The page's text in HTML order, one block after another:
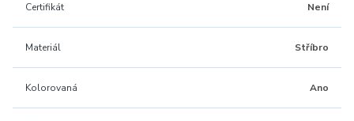
Certifikát Není
Materiál Stříbro
Kolorovaná Ano